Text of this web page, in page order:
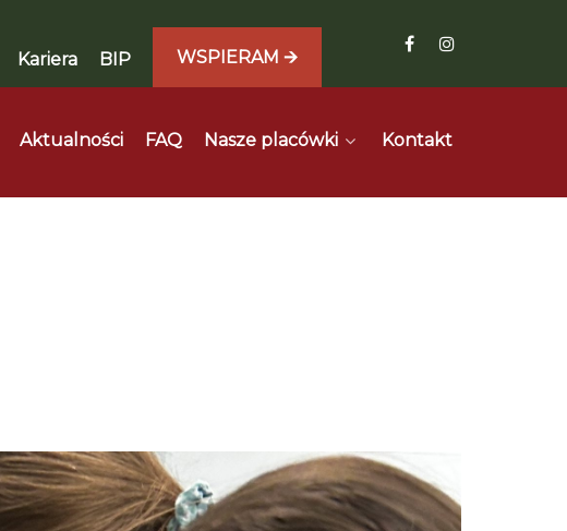
Kariera BIP WSPIERAM 🡪
Aktualności FAQ Nasze placówki Kontakt